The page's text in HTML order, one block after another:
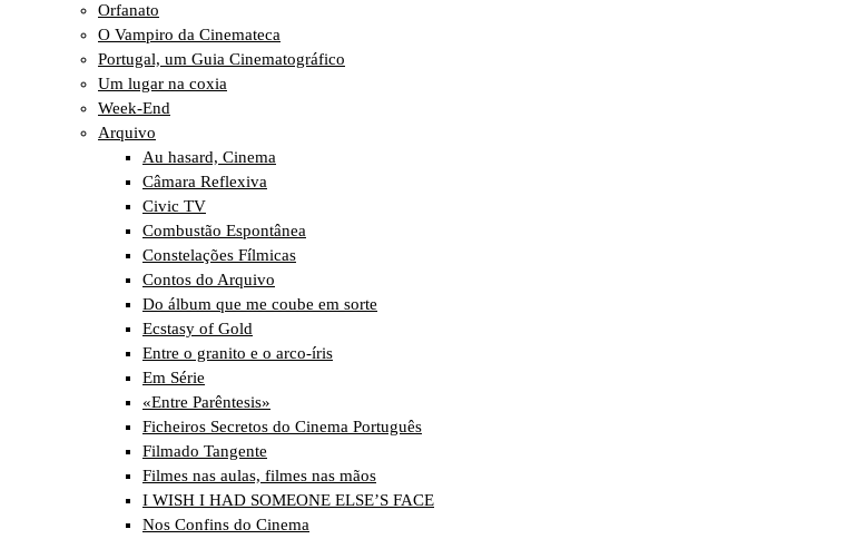
Orfanato
O Vampiro da Cinemateca
Portugal, um Guia Cinematográfico
Um lugar na coxia
Week-End
Arquivo
Au hasard, Cinema
Câmara Reflexiva
Civic TV
Combustão Espontânea
Constelações Fílmicas
Contos do Arquivo
Do álbum que me coube em sorte
Ecstasy of Gold
Entre o granito e o arco-íris
Em Série
«Entre Parêntesis»
Ficheiros Secretos do Cinema Português
Filmado Tangente
Filmes nas aulas, filmes nas mãos
I WISH I HAD SOMEONE ELSE’S FACE
Nos Confins do Cinema